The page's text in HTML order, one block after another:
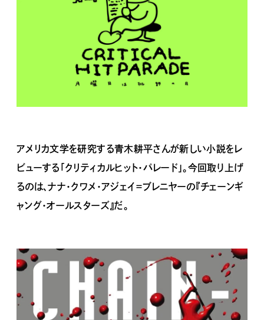
アメリカ文学を研究する青木耕平さんが新しい小説をレ
ビューする「クリティカルヒット・パレード」。今回取り上げ
るのは、ナナ・クワメ・アジェイ＝ブレニヤーの『チェーンギ
ャング・オールスターズ』だ。